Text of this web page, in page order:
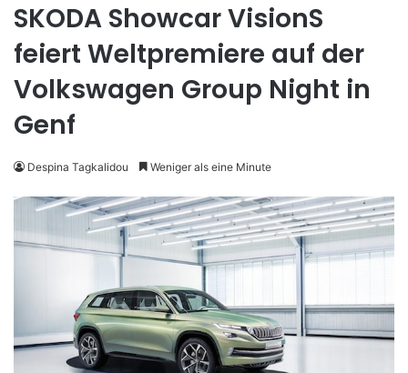
SKODA Showcar VisionS
feiert Weltpremiere auf der
Volkswagen Group Night in
Genf
Despina Tagkalidou Weniger als eine Minute